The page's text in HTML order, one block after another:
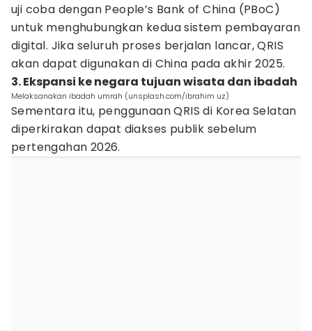
uji coba dengan People’s Bank of China (PBoC)
untuk menghubungkan kedua sistem pembayaran
digital. Jika seluruh proses berjalan lancar, QRIS
akan dapat digunakan di China pada akhir 2025.
3. Ekspansi ke negara tujuan wisata dan ibadah
Melaksanakan ibadah umrah (unsplash.com/ibrahim uz)
Sementara itu, penggunaan QRIS di Korea Selatan
diperkirakan dapat diakses publik sebelum
pertengahan 2026.